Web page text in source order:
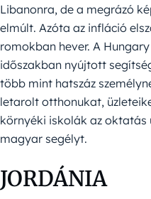
Libanonra, de a megrázó
elmúlt. Azóta az infláció
romokban hever. A
időszakban nyújtott
több mint hatszáz
letarolt otthonukat,
környéki iskolák az
magyar segélyt.
JORDÁNIA